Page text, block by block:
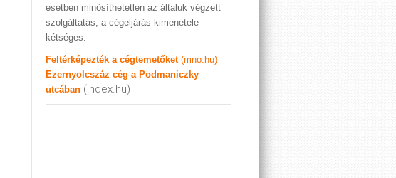
esetben minősíthetetlen az általuk végzett
szolgáltatás, a cégeljárás kimenetele
kétséges.
Feltérképezték a cégtemetőket (mno.hu)
Ezernyolcszáz cég a Podmaniczky
utcában (index.hu)